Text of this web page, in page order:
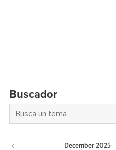
Buscador
December 2025